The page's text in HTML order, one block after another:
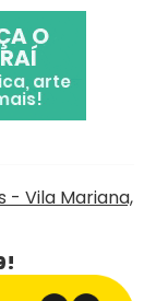
- Vila Mariana,